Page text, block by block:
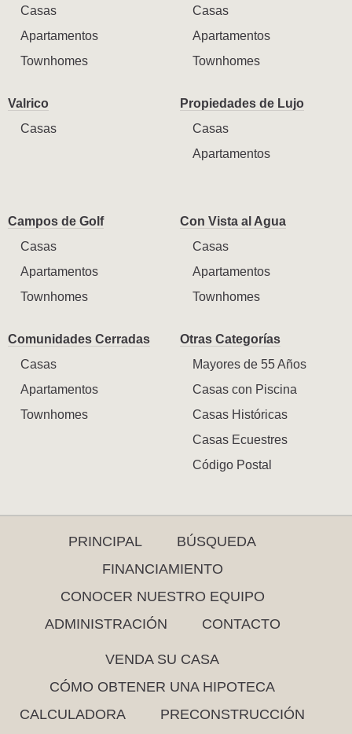
Casas
Apartamentos
Townhomes
Casas
Apartamentos
Townhomes
Valrico
Casas
Propiedades de Lujo
Casas
Apartamentos
Campos de Golf
Casas
Apartamentos
Townhomes
Con Vista al Agua
Casas
Apartamentos
Townhomes
Comunidades Cerradas
Casas
Apartamentos
Townhomes
Otras Categorías
Mayores de 55 Años
Casas con Piscina
Casas Históricas
Casas Ecuestres
Código Postal
PRINCIPAL
BÚSQUEDA
FINANCIAMIENTO
CONOCER NUESTRO EQUIPO
ADMINISTRACIÓN
CONTACTO
VENDA SU CASA
CÓMO OBTENER UNA HIPOTECA
CALCULADORA
PRECONSTRUCCIÓN